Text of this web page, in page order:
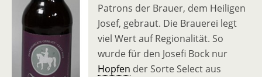
Patrons der Brauer, dem Heiligen
Josef, gebraut. Die Brauerei legt
viel Wert auf Regionalität. So
wurde für den Josefi Bock nur
Hopfen der Sorte Select aus